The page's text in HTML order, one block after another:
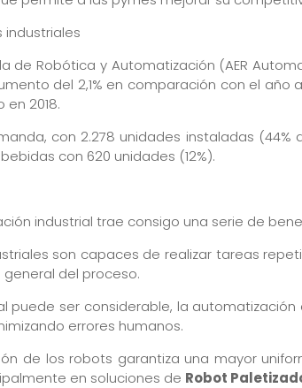
de Robótica y Automatización (AER
del 2,1% en comparación con el
2018.
con 2.278 unidades instaladas
con 620 unidades (12%).
industrial trae consigo una serie de
son capaces de realizar tareas
del proceso.
puede ser considerable, la
errores humanos.
de los robots garantiza una mayor
en soluciones de Robot